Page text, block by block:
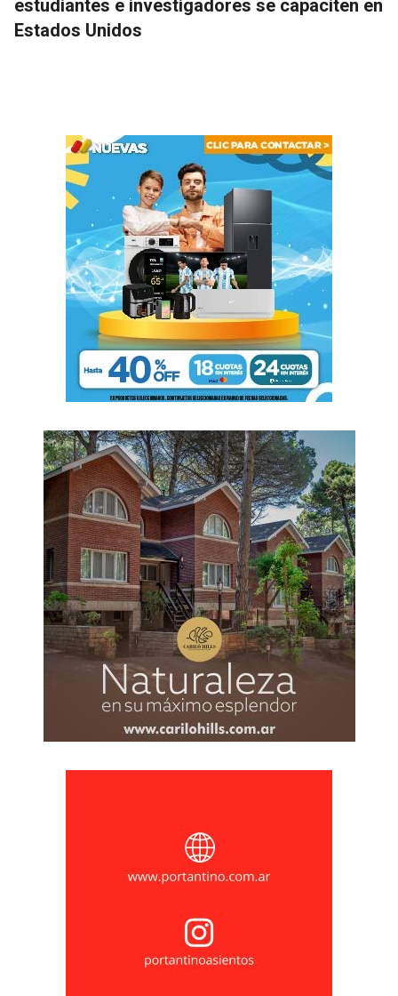
estudiantes e investigadores se capaciten en
Estados Unidos